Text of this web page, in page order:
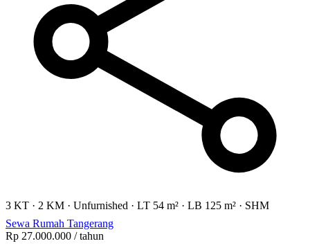
3 KT · 2 KM · Unfurnished · LT 54 m² · LB 125 m² · SHM
Sewa Rumah Tangerang
Rp 27.000.000 / tahun